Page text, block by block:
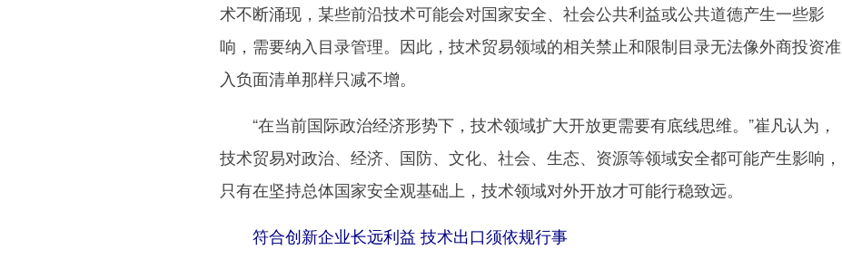
术不断涌现，某些前沿技术可能会对国家安全、社会公共利益或公共道德产生一些影
响，需要纳入目录管理。因此，技术贸易领域的相关禁止和限制目录无法像外商投资准
入负面清单那样只减不增。
“在当前国际政治经济形势下，技术领域扩大开放更需要有底线思维。”崔凡认为，
技术贸易对政治、经济、国防、文化、社会、生态、资源等领域安全都可能产生影响，
只有在坚持总体国家安全观基础上，技术领域对外开放才可能行稳致远。
符合创新企业长远利益 技术出口须依规行事